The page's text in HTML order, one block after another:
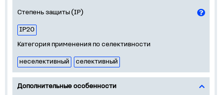
Степень защиты (IP)
IP20
Категория применения по селективности
неселективный селективный
Дополнительные особенности